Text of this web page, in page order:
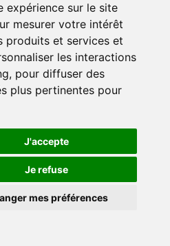
expérience sur le site
mesurer votre intérêt
produits et services et
les interactions
, pour diffuser des
plus pertinentes pour
J'accepte
Je refuse
mes préférences
d'un
pour une
?
d'unMini neuf remisé
à Toulouse
Automobiles est votre
sommes mandataire
auto toutes marques
Mercedes,
Volkswagen..).